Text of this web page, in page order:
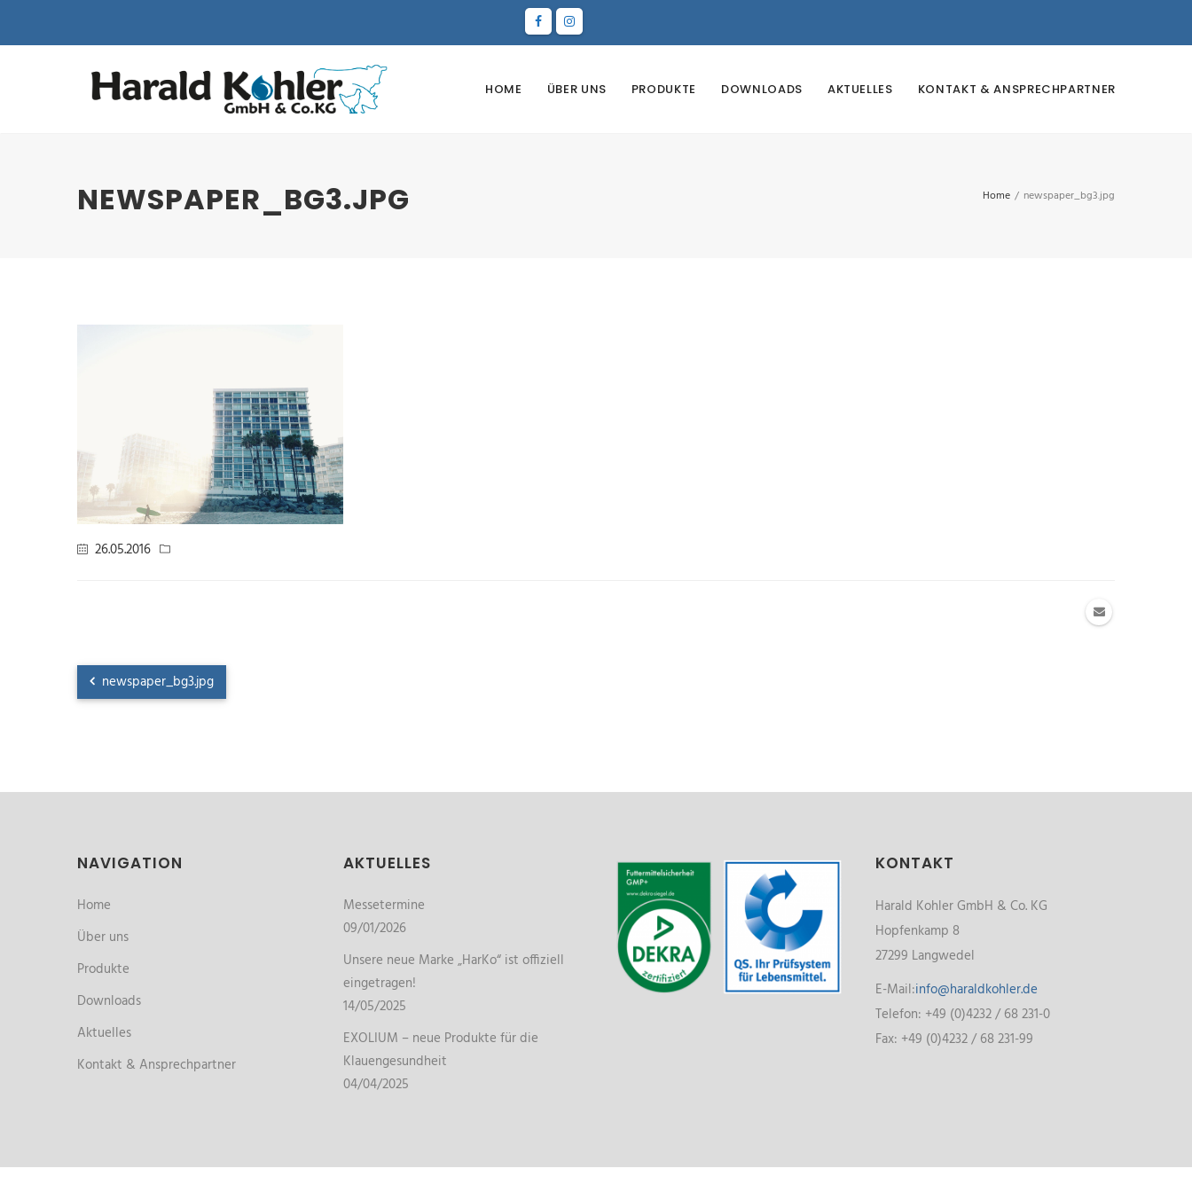
HOME ÜBER UNS PRODUKTE DOWNLOADS AKTUELLES KONTAKT & ANSPRECHPARTNER
NEWSPAPER_BG3.JPG Home / newspaper_bg3.jpg
26.05.2016
newspaper_bg3.jpg
NAVIGATION
Home
Über uns
Produkte
Downloads
Aktuelles
Kontakt & Ansprechpartner
AKTUELLES
Messetermine
09/01/2026
Unsere neue Marke „HarKo“ ist offiziell
eingetragen!
14/05/2025
EXOLIUM – neue Produkte für die
Klauengesundheit
04/04/2025
KONTAKT
Harald Kohler GmbH & Co. KG
Hopfenkamp 8
27299 Langwedel
E-Mail:info@haraldkohler.de
Telefon: +49 (0)4232 / 68 231-0
Fax: +49 (0)4232 / 68 231-99